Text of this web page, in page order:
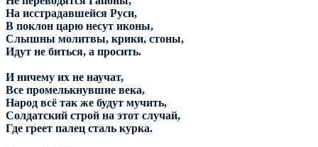
На исстрадавшейся Руси,
В поклон царю несут иконы,
Слышны молитвы, крики, стоны,
Идут не биться, а просить.
И ничему их не научат,
Все промелькнувшие века,
Народ всё так же будут мучить,
Солдатский строй на этот случай,
Где греет палец сталь курка.